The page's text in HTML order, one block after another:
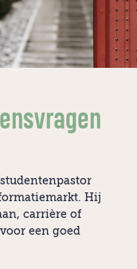
Hij
carrière of
een goed